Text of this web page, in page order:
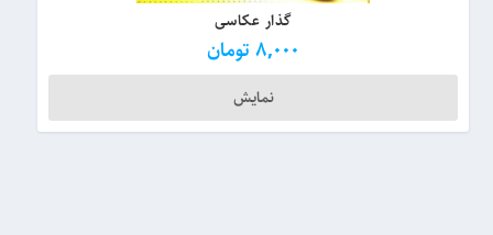
گذار عکاسی
8,000 تومان
نمایش